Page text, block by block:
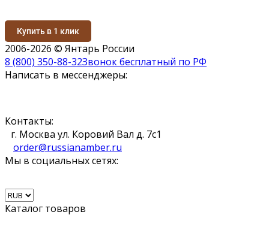
Купить в 1 клик
2006-2026 © Янтарь России
8 (800) 350-88-32Звонок бесплатный по РФ
Написать в мессенджеры:
Контакты:
г. Москва ул. Коровий Вал д. 7с1
order@russianamber.ru
Мы в социальных сетях:
Каталог товаров